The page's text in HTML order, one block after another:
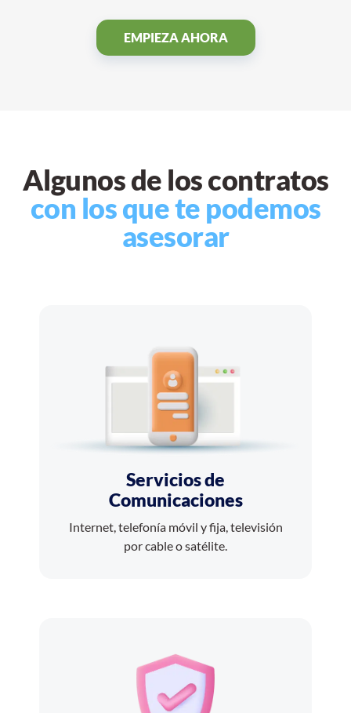
EMPIEZA AHORA
Algunos de los contratos
con los que te podemos
asesorar
Servicios de
Comunicaciones
Internet, telefonía móvil y fija, televisión
por cable o satélite.